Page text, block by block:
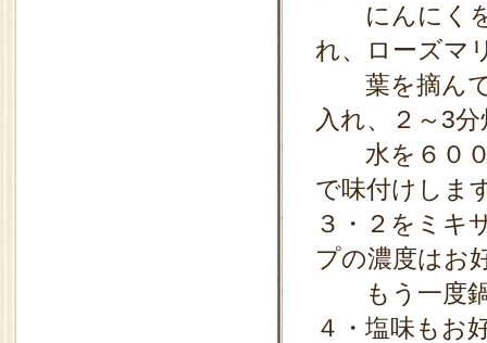
にんにくを
れ、ローズマ
葉を摘んで
入れ、２～3
水を６００
で味付けしま
３・２をミキ
プの濃度はお
もう一度鍋
４・塩味もお